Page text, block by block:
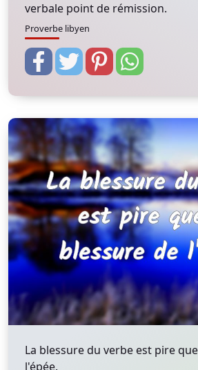
verbale point de rémission.
Proverbe libyen
La blessure du verbe est pire
l'épée.